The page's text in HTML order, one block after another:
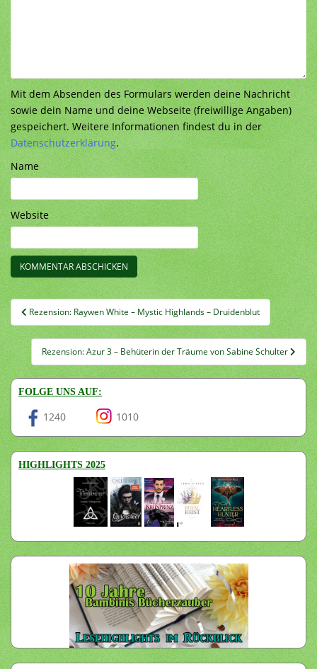
Mit dem Absenden des Formulars werden deine Nachricht
sowie dein Name und deine Webseite (freiwillige Angaben)
gespeichert. Weitere Informationen findest du in der
Datenschutzerklärung.
Name
Website
Beitragsnavigation
Rezension: Raywen White – Mystic Highlands – Druidenblut
Rezension: Azur 3 – Behüterin der Träume von Sabine Schulter
FOLGE UNS AUF:
1240 1010
HIGHLIGHTS 2025